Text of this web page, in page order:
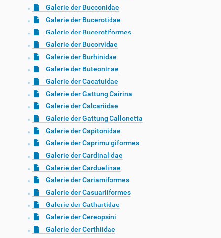
Galerie der Bucconidae
Galerie der Bucerotidae
Galerie der Bucerotiformes
Galerie der Bucorvidae
Galerie der Burhinidae
Galerie der Buteoninae
Galerie der Cacatuidae
Galerie der Gattung Cairina
Galerie der Calcariidae
Galerie der Gattung Callonetta
Galerie der Capitonidae
Galerie der Caprimulgiformes
Galerie der Cardinalidae
Galerie der Carduelinae
Galerie der Cariamiformes
Galerie der Casuariiformes
Galerie der Cathartidae
Galerie der Cereopsini
Galerie der Certhiidae